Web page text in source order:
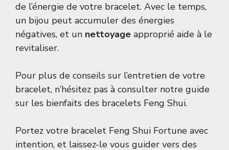
de l’énergie de votre bracelet. Avec le temps,
un bijou peut accumuler des énergies
négatives, et un nettoyage approprié aide à le
revitaliser.
Pour plus de conseils sur l’entretien de votre
bracelet, n’hésitez pas à consulter notre guide
sur les bienfaits des bracelets Feng Shui.
Portez votre bracelet Feng Shui Fortune avec
intention, et laissez-le vous guider vers des